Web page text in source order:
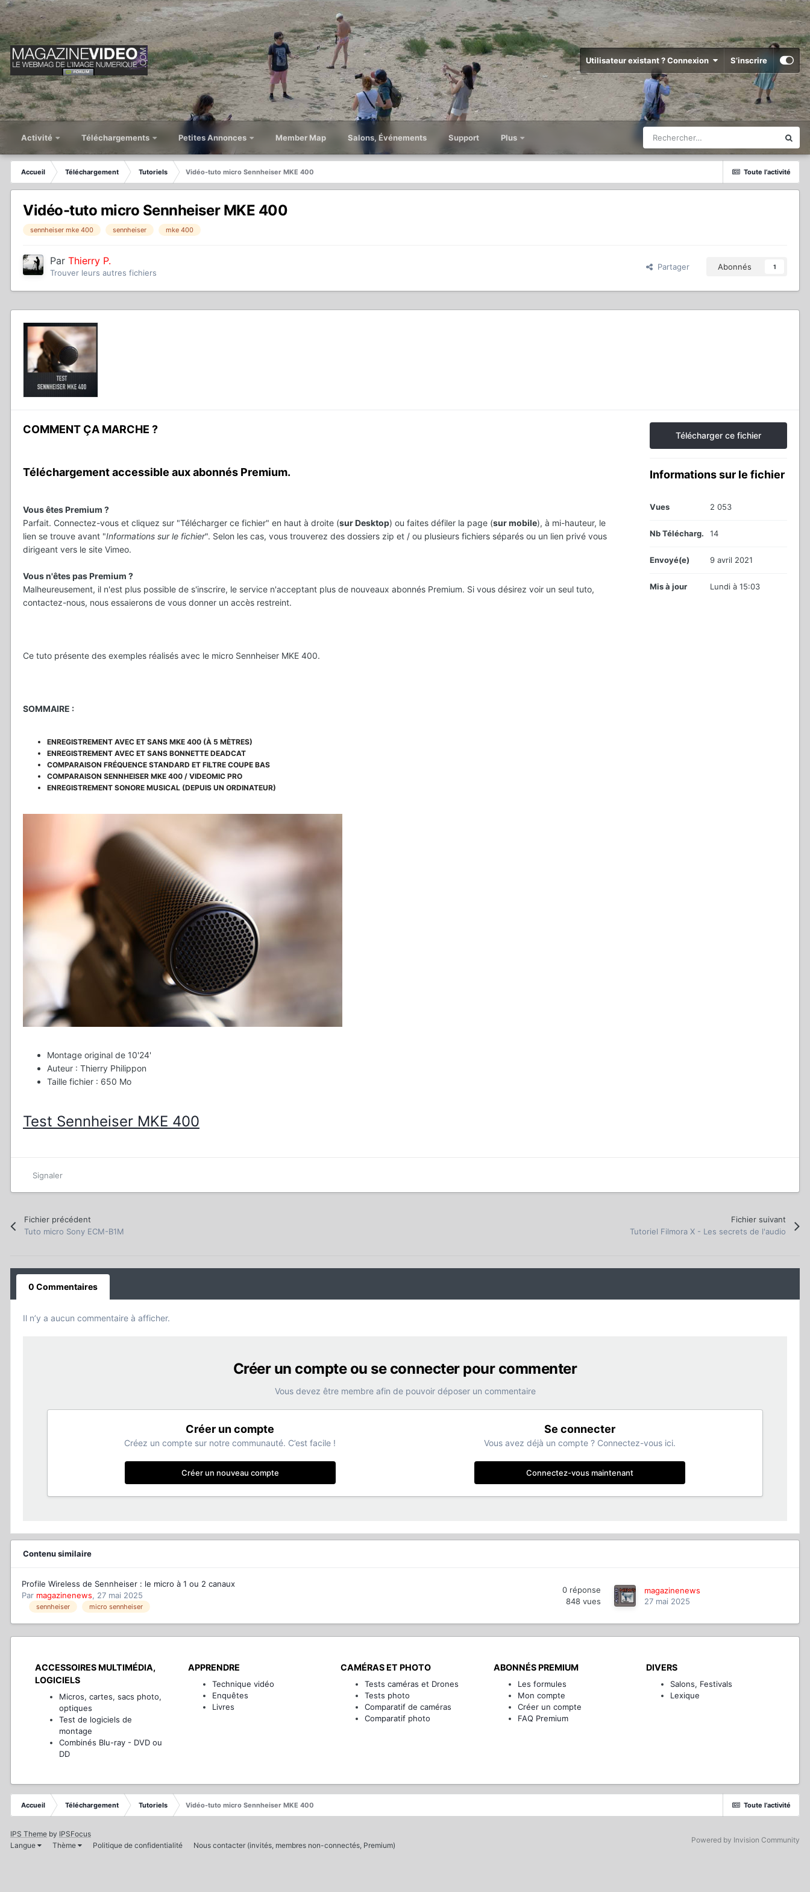
Utilisateur existant ? Connexion S’inscrire
Activité Téléchargements Petites Annonces Member Map Salons, Événements Support Plus
Toute l’activité
Accueil Téléchargement Tutoriels Vidéo-tuto micro Sennheiser MKE 400
Vidéo-tuto micro Sennheiser MKE 400
sennheiser mke 400 sennheiser mke 400
Par Thierry P.
Trouver leurs autres fichiers
Partager Abonnés 1
COMMENT ÇA MARCHE ?
Téléchargement accessible aux abonnés Premium.
Vous êtes Premium ?
Parfait. Connectez-vous et cliquez sur "Télécharger ce fichier" en haut à droite (sur Desktop) ou faites défiler la page (sur mobile), à mi-hauteur, le
lien se trouve avant "Informations sur le fichier". Selon les cas, vous trouverez des dossiers zip et / ou plusieurs fichiers séparés ou un lien privé vous
dirigeant vers le site Vimeo.
Vous n'êtes pas Premium ?
Malheureusement, il n'est plus possible de s'inscrire, le service n'acceptant plus de nouveaux abonnés Premium. Si vous désirez voir un seul tuto,
contactez-nous, nous essaierons de vous donner un accès restreint.
Ce tuto présente des exemples réalisés avec le micro Sennheiser MKE 400.
SOMMAIRE :
ENREGISTREMENT AVEC ET SANS MKE 400 (À 5 MÈTRES)
ENREGISTREMENT AVEC ET SANS BONNETTE DEADCAT
COMPARAISON FRÉQUENCE STANDARD ET FILTRE COUPE BAS
COMPARAISON SENNHEISER MKE 400 / VIDEOMIC PRO
ENREGISTREMENT SONORE MUSICAL (DEPUIS UN ORDINATEUR)
Montage original de 10'24'
Auteur : Thierry Philippon
Taille fichier : 650 Mo
Test Sennheiser MKE 400
Télécharger ce fichier
Informations sur le fichier
Vues 2 053
Nb Télécharg. 14
Envoyé(e) 9 avril 2021
Mis à jour Lundi à 15:03
Signaler
Fichier précédent
Tuto micro Sony ECM-B1M
Fichier suivant
Tutoriel Filmora X - Les secrets de l'audio
0 Commentaires
Il n’y a aucun commentaire à afficher.
Créer un compte ou se connecter pour commenter
Vous devez être membre afin de pouvoir déposer un commentaire
Créer un compte
Créez un compte sur notre communauté. C’est facile !
Créer un nouveau compte
Se connecter
Vous avez déjà un compte ? Connectez-vous ici.
Connectez-vous maintenant
Contenu similaire
Profile Wireless de Sennheiser : le micro à 1 ou 2 canaux
Par magazinenews, 27 mai 2025
sennheiser micro sennheiser
0 réponse
848 vues
magazinenews
27 mai 2025
ACCESSOIRES MULTIMÉDIA,
LOGICIELS
Micros, cartes, sacs photo,
optiques
Test de logiciels de
montage
Combinés Blu-ray - DVD ou
DD
APPRENDRE
Technique vidéo
Enquêtes
Livres
CAMÉRAS ET PHOTO
Tests caméras et Drones
Tests photo
Comparatif de caméras
Comparatif photo
ABONNÉS PREMIUM
Les formules
Mon compte
Créer un compte
FAQ Premium
DIVERS
Salons, Festivals
Lexique
Toute l’activité
Accueil Téléchargement Tutoriels Vidéo-tuto micro Sennheiser MKE 400
IPS Theme by IPSFocus
Langue
Thème Politique de confidentialité Nous contacter (invités, membres non-connectés, Premium)
Powered by Invision Community